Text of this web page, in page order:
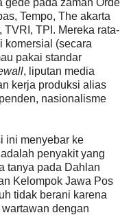
Tempo, The akarta
TVRI, TPI. Mereka rata-
komersial (secara
pakai standar
, liputan media
kerja produksi alias
nasionalisme
ini menyebar ke
penyakit yang
tanya pada Dahlan
Kelompok Jawa Pos
tidak berani karena
dengan